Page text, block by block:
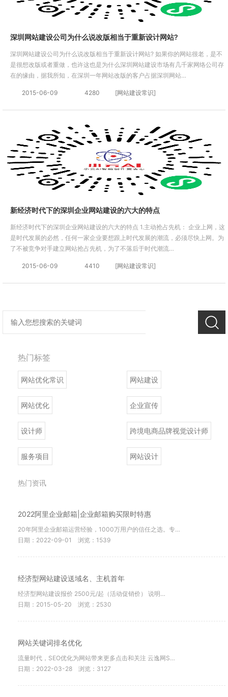
深圳网站建设公司为什么说改版相当于重新设计网站?
深圳网站建设公司为什么说改版相当于重新设计网站? 如果你的网站很老，是不
是很想改版或者重做，也许这也是为什么深圳网站建设市场有几千家网络公司存
在的缘由，据我所知，在深圳一年网站改版的客户占据深圳网站…
2015-06-09 4280 [网站建设常识]
新经济时代下的深圳企业网站建设的六大的特点
新经济时代下的深圳企业网站建设的六大的特点 1.主动抢占先机： 企业上网，这
是时代发展的必然，任何一家企业要想跟上时代发展的潮流，必须尽快上网。为
了不被竞争对手建立网站抢占先机，为了不落后于时代潮流…
2015-06-09 4410 [网站建设常识]
热门标签
网站优化常识 网站建设
网站优化 企业宣传
设计师 跨境电商品牌视觉设计师
服务项目 网站设计
热门资讯
2022阿里企业邮箱|企业邮箱购买限时特惠
20年阿里企业邮箱运营经验，1000万用户的信任之选。专…
日期：2022-09-01
浏览：1539
经济型网站建设送域名、主机首年
经济型网站建设报价 2500元/起（活动促销价） 说明…
日期：2015-05-20
浏览：2530
网站关键词排名优化
流量时代，SEO优化为网站带来更多点击和关注 云逸网S…
日期：2022-03-28
浏览：3127